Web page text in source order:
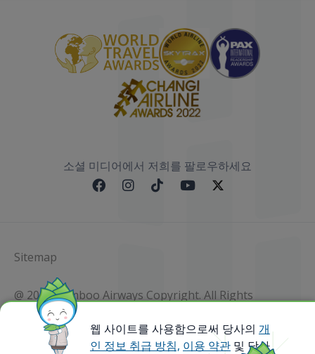
소셜 미디어에서 저희를 팔로우하세요
Sitemap
@ 2023 Bamboo Airways Copyright. All Rights
Reserved.
Business Registration Code: 010786737
웹 사이트를 사용함으로써 당사의 개
인 정보 취급 방침, 이용 약관 및 당사